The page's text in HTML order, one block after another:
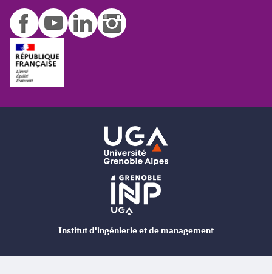
Institut d'ingénierie et de management